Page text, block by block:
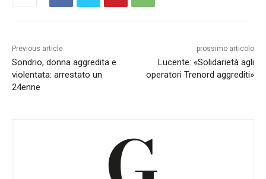
Previous article
Sondrio, donna aggredita e
violentata: arrestato un
24enne
prossimo articolo
Lucente: «Solidarietà agli
operatori Trenord aggrediti»